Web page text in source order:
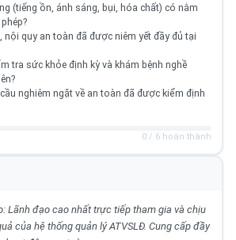
(tiếng ồn, ánh sáng, bụi, hóa chất) có nằm
nội quy an toàn đã được niêm yết đầy đủ tại
tra sức khỏe định kỳ và khám bệnh nghề
nghiêm ngặt về an toàn đã được kiểm định
0 / 6 hoàn thành
Lãnh đạo cao nhất trực tiếp tham gia và chịu
của hệ thống quản lý ATVSLĐ. Cung cấp đầy